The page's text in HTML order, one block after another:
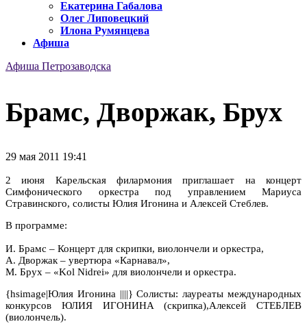
Екатерина Габалова
Олег Липовецкий
Илона Румянцева
Афиша
Афиша Петрозаводска
Брамс, Дворжак, Брух
29 мая 2011 19:41
2 июня Карельская филармония приглашает на концерт
Симфонического оркестра под управлением Мариуса
Стравинского, солисты Юлия Игонина и Алексей Стеблев.
В программе:
И. Брамс – Концерт для скрипки, виолончели и оркестра,
А. Дворжак – увертюра «Карнавал»,
М. Брух – «Kol Nidrei» для виолончели и оркестра.
{hsimage|Юлия Игонина ||||} Солисты: лауреаты международных
конкурсов ЮЛИЯ ИГОНИНА (скрипка),Алексей СТЕБЛЕВ
(виолончель).